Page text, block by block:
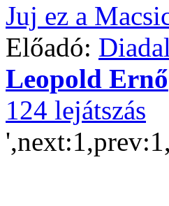
Juj ez a
Előadó:
Leopold Ernő
124 lejátszás